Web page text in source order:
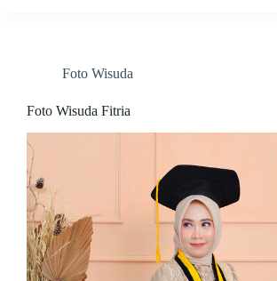
Foto Wisuda
Foto Wisuda Fitria